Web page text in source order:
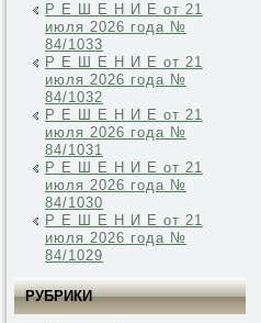
Р Е Ш Е Н И Е от 21
июля 2026 года №
84/1033
Р Е Ш Е Н И Е от 21
июля 2026 года №
84/1032
Р Е Ш Е Н И Е от 21
июля 2026 года №
84/1031
Р Е Ш Е Н И Е от 21
июля 2026 года №
84/1030
Р Е Ш Е Н И Е от 21
июля 2026 года №
84/1029
РУБРИКИ